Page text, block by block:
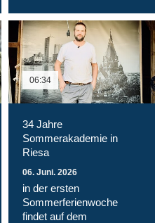
06:34
34 Jahre
Sommerakademie in
Riesa
06. Juni. 2026
in der ersten
Sommerferienwoche
findet auf dem